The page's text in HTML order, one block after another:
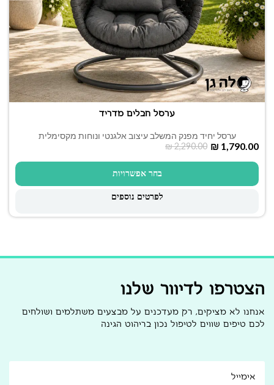
ערסל חבלים מדריד
ערסל יחיד מפנק המשלב עיצוב אלגנטי ונוחות מקסימלית
₪2,290.00 ₪ 1,790.00
בחר אפשרויות
לפרטים נוספים
הצטרפו לדיוור שלנו
אנחנו לא מציקים, רק מעדכנים על מבצעים משתלמים ושולחים
לכם טיפים שווים לטיפול נכון בריהוט הגינה